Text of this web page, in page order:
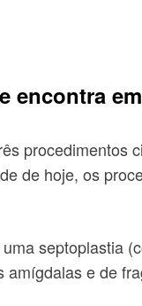
encontra
de hoje, os
septoplastia
e de